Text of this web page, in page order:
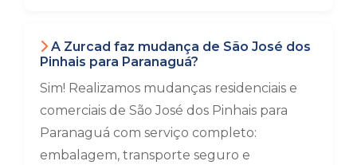
A Zurcad faz mudança de São José dos
Pinhais para Paranaguá?
Sim! Realizamos mudanças residenciais e
comerciais de São José dos Pinhais para
Paranaguá com serviço completo:
embalagem, transporte seguro e